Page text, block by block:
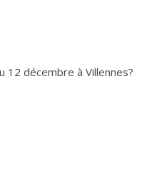
12 décembre à Villennes?